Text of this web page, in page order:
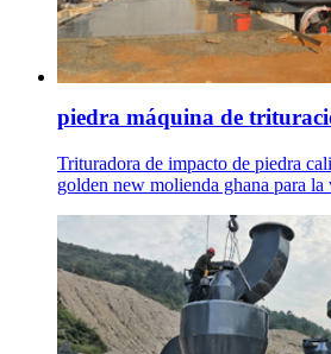
piedra máquina de
Trituradora de impacto de piedra
golden new molienda ghana para